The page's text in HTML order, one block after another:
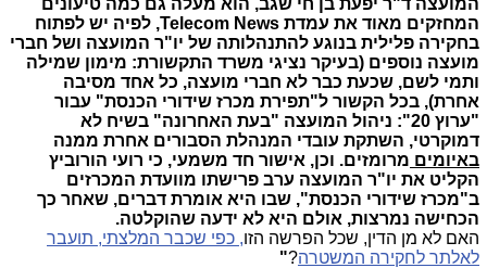
המועצה ד"ר יפעת בן חי שגב, הוא מעלה גם כמה טיעונים
המחזקים מאוד את עמדת Telecom News, לפיה יש לפתוח
בחקירה פלילית בנוגע להתנהלותה של יו"ר המועצה ושל חברי
מועצה נוספים (בעיקר נציגי משרד התקשורת: מימון שמילה
ותמי לשם, שכעת כבר לא חברי מועצה, כל אחד מסיבה
אחרת), בכל הקשור ל"תפירת מכרז שידורי הכנסת" עבור
"ערוץ 20": ניהול המועצה "בעת האחרונה" בשיח לא
דמוקרטי, השתקת עובדי המנהלת הסבורים אחרת ממנה
באיומים מרומזים. וכן, אישור חד משמעי, כי רועי הורוביץ
הקליט את יו"ר המועצה ערב פרישתו מוועדת המכרזים
ב"מכרז שידורי הכנסת", שבו היא אומרת דברים, שאחר כך
הכחישה נמרצות, אולם היא לא ידעה שהוקלטה.
האם לא מן הדין, שכל הפרשה הזו, כפי שכבר המלצתי, תועבר
לאלתר לחקירה המשטרה?
"